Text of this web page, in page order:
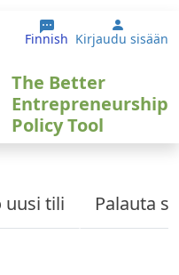
Finnish User
Kirjaudu sisään
The Better
Entrepreneurship
Policy Tool
uusi tili Palauta